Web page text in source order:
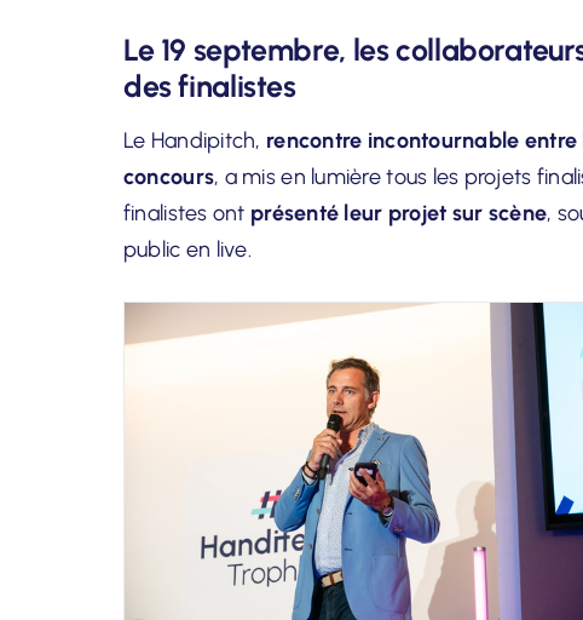
Le 19 septembre, les
des finalistes
Le Handipitch, rencontre incontournable entre
concours, a mis en lumière tous les projets
finalistes ont présenté leur projet sur scène,
public en live.